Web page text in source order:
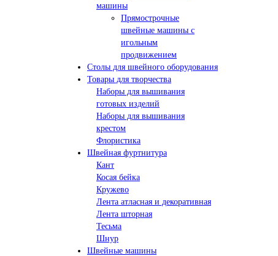
машины
Прямострочные
швейные машины с
игольным
продвижением
Столы для швейного оборудования
Товары для творчества
Наборы для вышивания
готовых изделий
Наборы для вышивания
крестом
Флористика
Швейная фуртнитура
Кант
Косая бейка
Кружево
Лента aтласная и декоративная
Лента шторная
Тесьма
Шнур
Швейные машины